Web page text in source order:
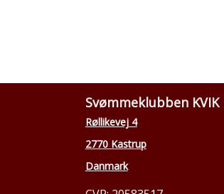
Svømmeklubben
Røllikevej 4
2770 Kastrup
Danmark